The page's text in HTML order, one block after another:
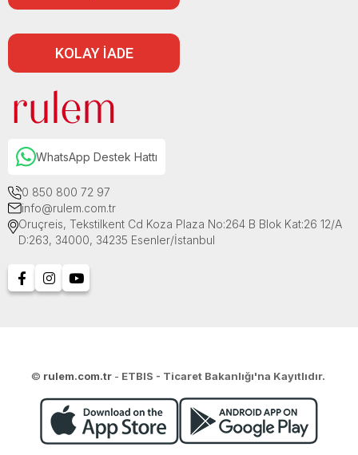
KOLAY İADE
WhatsApp Destek Hattı
0 850 800 72 97
info@rulem.com.tr
Oruçreis, Tekstilkent Cd Koza Plaza No:264 B Blok Kat:26 12/A
D:263, 34000, 34235 Esenler/İstanbul
© rulem.com.tr - ETBIS - Ticaret Bakanlığı'na Kayıtlıdır.